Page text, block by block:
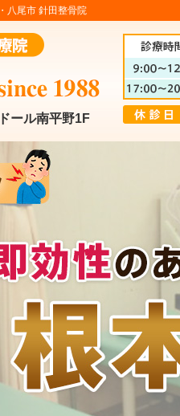
八尾市 針田整骨院
ール南平野1F